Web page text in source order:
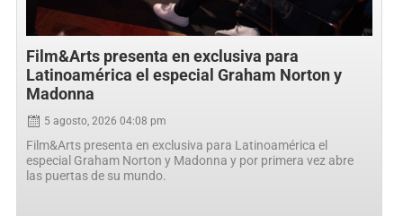
Film&Arts presenta en exclusiva para
Latinoamérica el especial Graham Norton y
Madonna
5 agosto, 2026 04:08 pm
Film&Arts presenta en exclusiva para Latinoamérica el
especial Graham Norton y Madonna y por primera vez abre
las puertas de su mundo.